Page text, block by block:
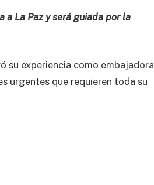
a La Paz y será guiada por la
su experiencia como embajadora
urgentes que requieren toda su